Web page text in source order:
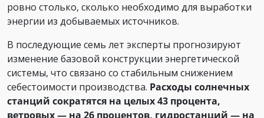
ровно столько, сколько необходимо для выработки
энергии из добываемых источников.
В последующие семь лет эксперты прогнозируют
изменение базовой конструкции энергетической
системы, что связано со стабильным снижением
себестоимости производства. Расходы солнечных
станций сократятся на целых 43 процента,
ветровых — на 26 процентов, гидростанций — на